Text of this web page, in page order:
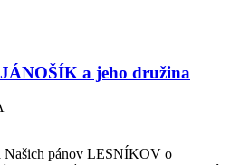
a jeho družina
Našich pánov LESNÍKOV o